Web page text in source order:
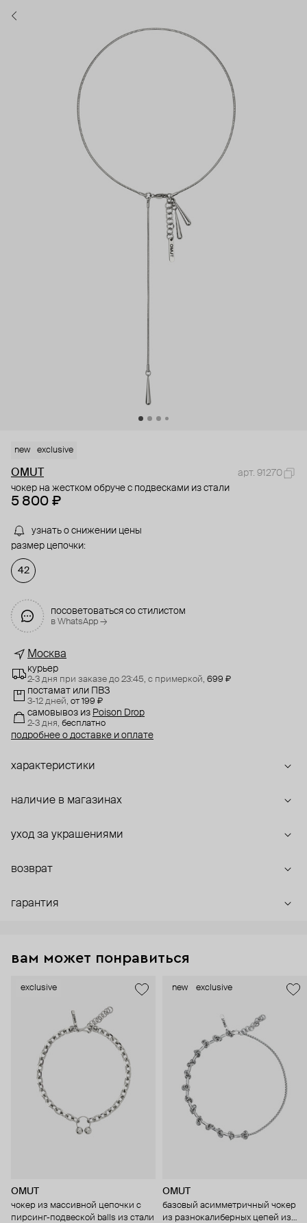
new exclusive
OMUT
арт. 91270
чокер на жестком обруче с подвесками из стали
5 800 ₽
узнать о снижении цены
размер цепочки:
42
посоветоваться со стилистом
в WhatsApp →
Москва
курьер
2-3 дня при заказе до 23:45, с примеркой, 699 ₽
постамат или ПВЗ
3-12 дней, от 199 ₽
самовывоз из Poison Drop
2-3 дня, бесплатно
подробнее о доставке и оплате
характеристики
наличие в магазинах
уход за украшениями
возврат
гарантия
вам может понравиться
exclusive
OMUT
чокер из массивной цепочки с
пирсинг-подвеской balls из стали
new exclusive
OMUT
базовый асимметричный чокер
из разнокалиберных цепей из